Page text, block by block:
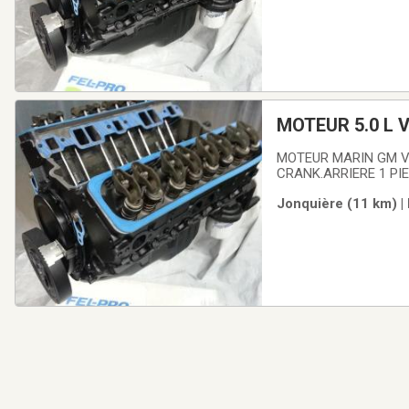
MOTEUR 5.0 L
MOTEUR MARIN GM V8 5.0 L RECONDITIONNÉ A NEUF.CE MOTEUR DE
CRANK.ARRIERE 1
MOTEUR TESTÉ ET
Jonquière (11 km) |